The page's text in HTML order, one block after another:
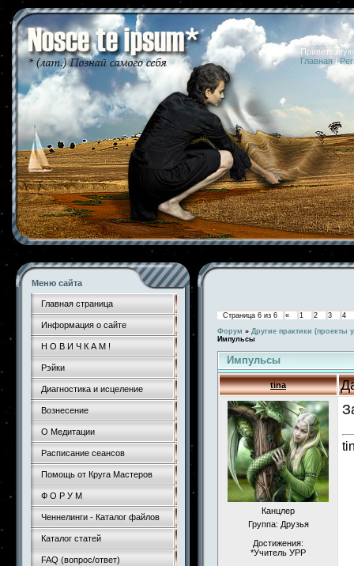
07.08.2026
Главная |
Меню сайта
Главная страница
Информация о сайте
Н О В И Ч К А М !
Рэйки
Диагностика и исцеление
Вознесение
О Медитации
Расписание сеансов
Помощь от Круга Мастеров
Ф О Р У М
Ченнелинги - Каталог файлов
Каталог статей
FAQ (вопрос/ответ)
Страница 6 из 6 « 1 2 3
4
Форум » Другие практики (проекты
Импульсы
Импульсы
tina
Канцлер
Группа: Друзья
Достижения:
*Учитель УРР